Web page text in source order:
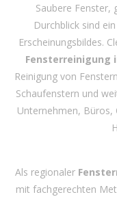
Saubere Fenster,
Durchblick sind
Erscheinungsbildes.
Fensterreinigung
Reinigung von
Schaufenstern und
Unternehmen,
Als regionaler
mit fachgerechten